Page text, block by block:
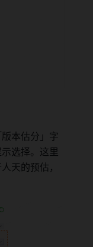
本估分」字
选择。这里
天的预估，